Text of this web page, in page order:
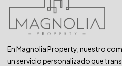
En Magnolia Property, nuestro
un servicio personalizado que